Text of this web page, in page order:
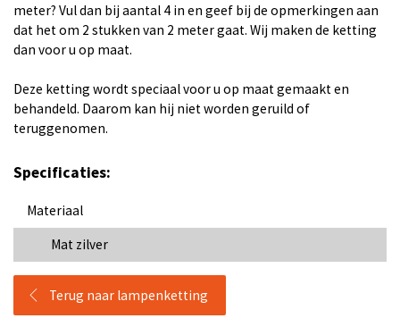
meter? Vul dan bij aantal 4 in en geef bij de opmerkingen aan
dat het om 2 stukken van 2 meter gaat. Wij maken de ketting
dan voor u op maat.
Deze ketting wordt speciaal voor u op maat gemaakt en
behandeld. Daarom kan hij niet worden geruild of
teruggenomen.
Specificaties:
Materiaal
Mat zilver
Terug naar lampenketting